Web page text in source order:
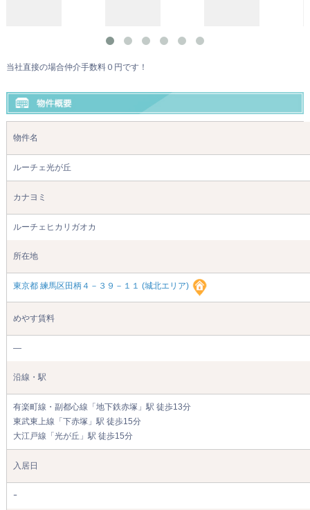
当社直接の場合仲介手数料０円です！
物件名
ルーチェ光が丘
カナヨミ
ルーチェヒカリガオカ
所在地
東京都 練馬区田柄４－３９－１１ (城北エリア)
めやす賃料
―
沿線・駅
有楽町線・副都心線「地下鉄赤塚」駅 徒歩13分
東武東上線「下赤塚」駅 徒歩15分
大江戸線「光が丘」駅 徒歩15分
入居日
ｰ